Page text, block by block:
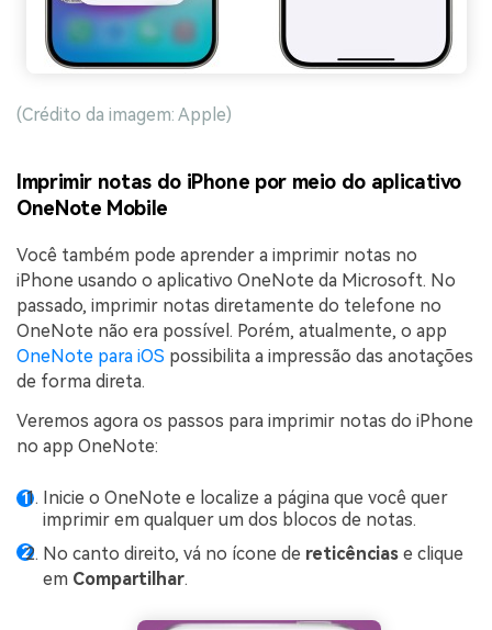
(Crédito da imagem: Apple)
Imprimir notas do iPhone por meio do aplicativo
OneNote Mobile
Você também pode aprender a imprimir notas no
iPhone usando o aplicativo OneNote da Microsoft. No
passado, imprimir notas diretamente do telefone no
OneNote não era possível. Porém, atualmente, o app
OneNote para iOS possibilita a impressão das anotações
de forma direta.
Veremos agora os passos para imprimir notas do iPhone
no app OneNote:
Inicie o OneNote e localize a página que você quer
imprimir em qualquer um dos blocos de notas.
No canto direito, vá no ícone de reticências e clique
em Compartilhar.